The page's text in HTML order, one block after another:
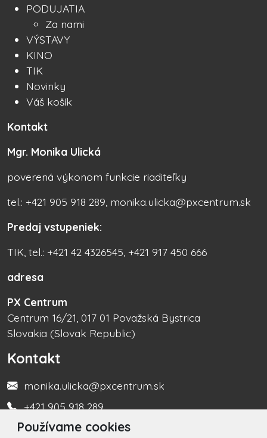
Používame cookies
PODUJATIA
Za nami
VÝSTAVY
KINO
TIK
Novinky
Váš košík
Kontakt
Mgr. Monika Ulická
poverená výkonom funkcie riaditeľky
tel.: +421 905 918 289, monika.ulicka@pxcentrum.sk
Predaj vstupeniek:
TIK, tel.: +421 42 4326545, +421 917 450 666
adresa
PX Centrum
Centrum 16/21, 017 01 Považská Bystrica
Slovakia (Slovak Republic)
Kontakt
monika.ulicka@pxcentrum.sk
+421 905 918 289
Turistická informačná kancelária +421 917 450 666